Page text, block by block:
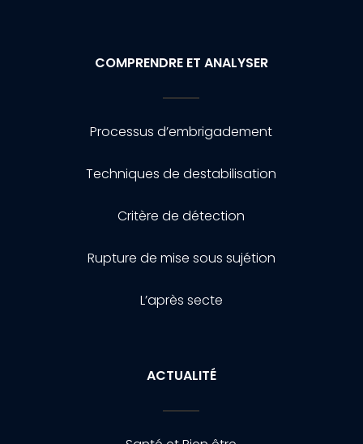
COMPRENDRE ET ANALYSER
Processus d’embrigadement
Techniques de destabilisation
Critère de détection
Rupture de mise sous sujétion
L’après secte
ACTUALITÉ